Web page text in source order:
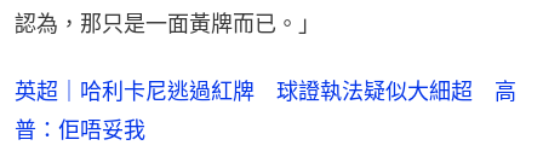
認為，那只是一面黃牌而已。」
英超｜哈利卡尼逃過紅牌 球證執法疑似大細超 高
普：佢唔妥我